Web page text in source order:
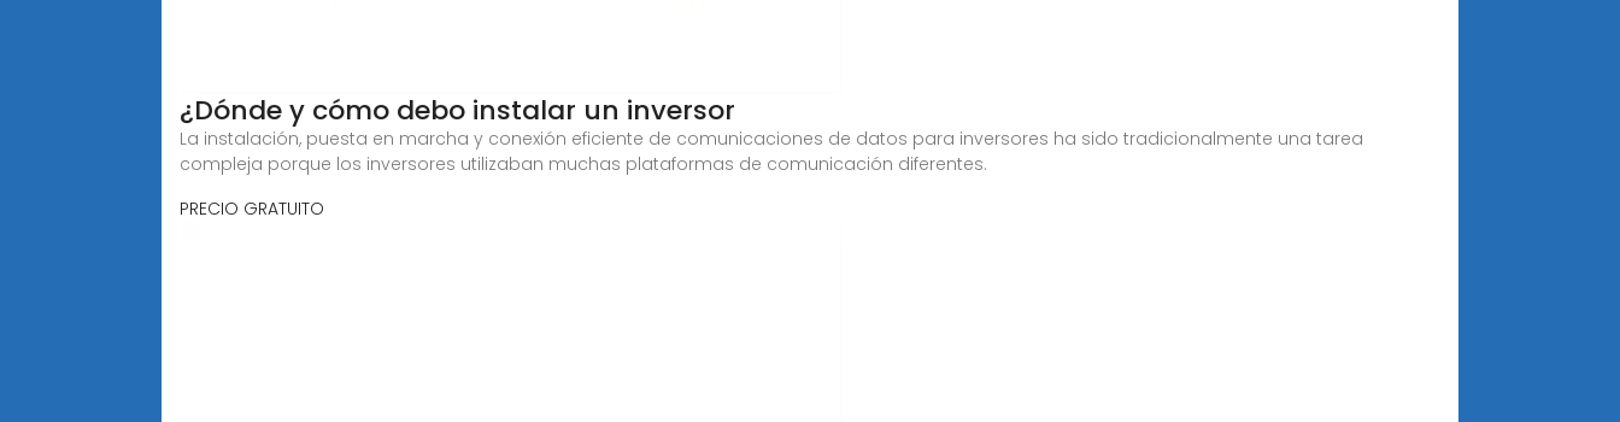
¿Dónde y cómo debo instalar un inversor
La instalación, puesta en marcha y conexión eficiente de comunicaciones de datos para inversores ha sido tradicionalmente una tarea
compleja porque los inversores utilizaban muchas plataformas de comunicación diferentes.
PRECIO GRATUITO